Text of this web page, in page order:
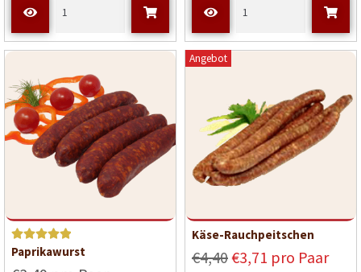
Bewerte
Paprikawurst
Angebot
Käse-Rauchpeitschen
€4,40€3,71 pro Paar